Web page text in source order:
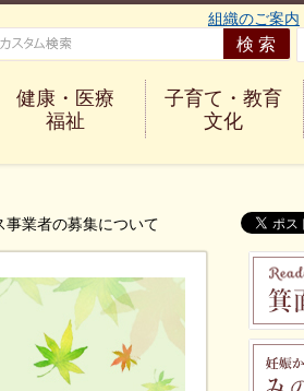
組織のご案内
健康・医療
福祉
子育て・教育
文化
事業者の募集について